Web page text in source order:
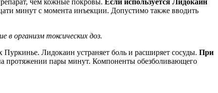
чем кожные покровы. Если используется Лидокаин
минут с момента инъекции. Допустимо также вводить
организм токсических доз.
Пуркинье. Лидокаин устраняет боль и расширяет сосуды. При
протяжении пары минут. Компоненты обезболивающего